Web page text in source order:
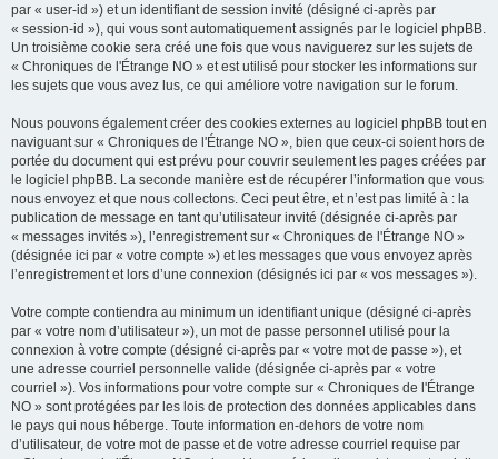
par « user-id ») et un identifiant de session invité (désigné ci-après par
« session-id »), qui vous sont automatiquement assignés par le logiciel phpBB.
Un troisième cookie sera créé une fois que vous naviguerez sur les sujets de
« Chroniques de l'Étrange NO » et est utilisé pour stocker les informations sur
les sujets que vous avez lus, ce qui améliore votre navigation sur le forum.
Nous pouvons également créer des cookies externes au logiciel phpBB tout en
naviguant sur « Chroniques de l'Étrange NO », bien que ceux-ci soient hors de
portée du document qui est prévu pour couvrir seulement les pages créées par
le logiciel phpBB. La seconde manière est de récupérer l’information que vous
nous envoyez et que nous collectons. Ceci peut être, et n’est pas limité à : la
publication de message en tant qu’utilisateur invité (désignée ci-après par
« messages invités »), l’enregistrement sur « Chroniques de l'Étrange NO »
(désignée ici par « votre compte ») et les messages que vous envoyez après
l’enregistrement et lors d’une connexion (désignés ici par « vos messages »).
Votre compte contiendra au minimum un identifiant unique (désigné ci-après
par « votre nom d’utilisateur »), un mot de passe personnel utilisé pour la
connexion à votre compte (désigné ci-après par « votre mot de passe »), et
une adresse courriel personnelle valide (désignée ci-après par « votre
courriel »). Vos informations pour votre compte sur « Chroniques de l'Étrange
NO » sont protégées par les lois de protection des données applicables dans
le pays qui nous héberge. Toute information en-dehors de votre nom
d’utilisateur, de votre mot de passe et de votre adresse courriel requise par